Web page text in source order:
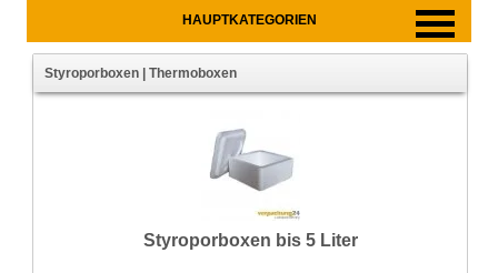
HAUPTKATEGORIEN
Styroporboxen | Thermoboxen
Styroporboxen bis 5 Liter